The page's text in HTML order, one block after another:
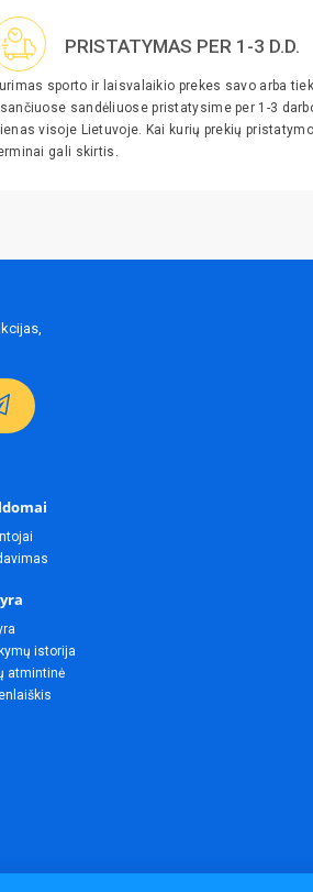
PRISTATYMAS PER 1-3 D.D.
sporto ir laisvalaikio prekes savo arba
sandėliuose pristatysime per 1-3
visoje Lietuvoje. Kai kurių prekių pristatymo
gali skirtis.
istorija
atmintinė